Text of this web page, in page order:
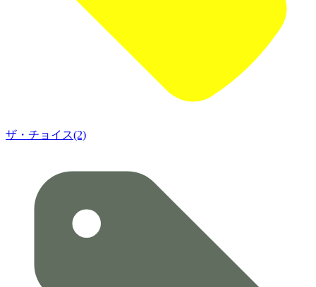
ザ・チョイス(2)